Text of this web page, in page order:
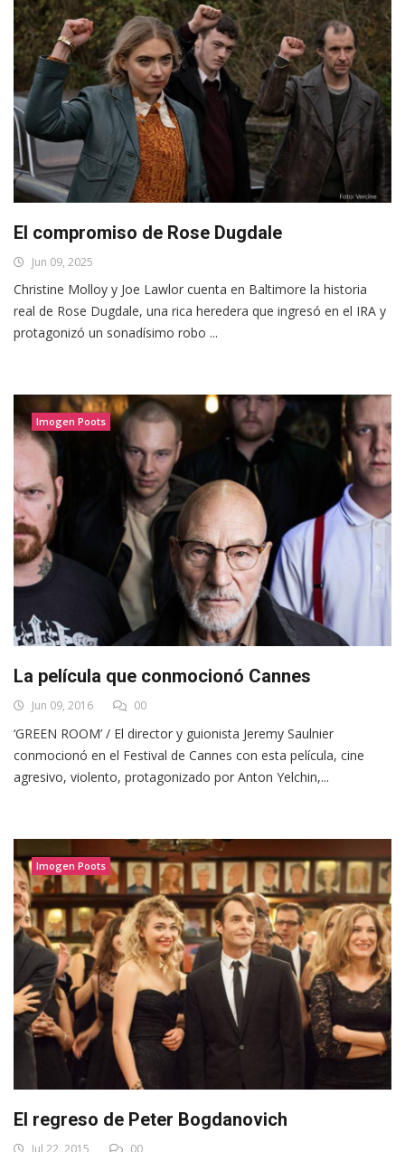
El compromiso de Rose Dugdale
Jun 09, 2025
Christine Molloy y Joe Lawlor cuenta en Baltimore la historia
real de Rose Dugdale, una rica heredera que ingresó en el IRA y
protagonizó un sonadísimo robo ...
Imogen Poots
La película que conmocionó Cannes
Jun 09, 2016 00
‘GREEN ROOM’ / El director y guionista Jeremy Saulnier
conmocionó en el Festival de Cannes con esta película, cine
agresivo, violento, protagonizado por Anton Yelchin,...
Imogen Poots
El regreso de Peter Bogdanovich